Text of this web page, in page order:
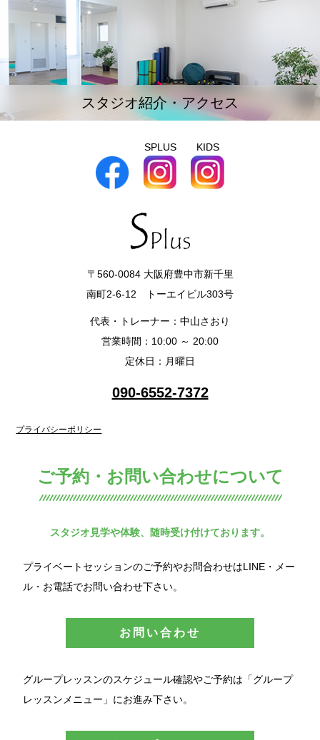
スタジオ紹介・アクセス
SPLUS KIDS
〒560-0084 大阪府豊中市新千里
南町2-6-12 トーエイビル303号
代表・トレーナー：中山さおり
営業時間：10:00 ～ 20:00
定休日：月曜日
090-6552-7372
プライバシーポリシー
ご予約・お問い合わせについて
スタジオ見学や体験、随時受け付けております。
プライベートセッションのご予約やお問合わせはLINE・メー
ル・お電話でお問い合わせ下さい。
お問い合わせ
グループレッスンのスケジュール確認やご予約は「グループ
レッスンメニュー」にお進み下さい。